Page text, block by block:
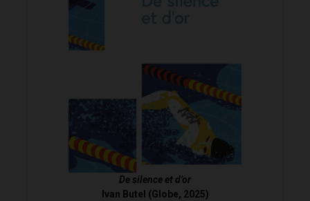
De silence et d’or
Ivan Butel (Globe, 2025)